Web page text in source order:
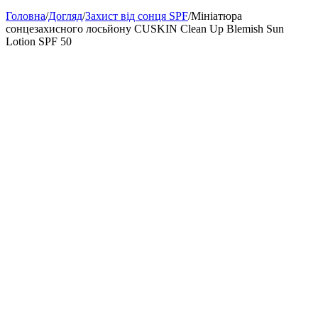
Головна/Догляд/Захист від сонця SPF/Мініатюра
сонцезахисного лосьйону CUSKIN Clean Up Blemish Sun
Lotion SPF 50